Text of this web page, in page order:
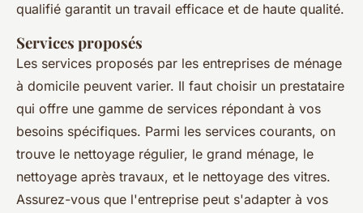
qualifié garantit un travail efficace et de haute qualité.
Services proposés
Les services proposés par les entreprises de ménage
à domicile peuvent varier. Il faut choisir un prestataire
qui offre une gamme de services répondant à vos
besoins spécifiques. Parmi les services courants, on
trouve le nettoyage régulier, le grand ménage, le
nettoyage après travaux, et le nettoyage des vitres.
Assurez-vous que l'entreprise peut s'adapter à vos